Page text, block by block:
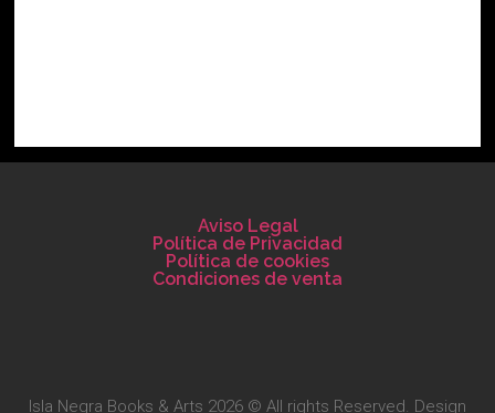
Aviso Legal
Política de Privacidad
Política de cookies
Condiciones de venta
Isla Negra Books & Arts 2026 © All rights Reserved. Design